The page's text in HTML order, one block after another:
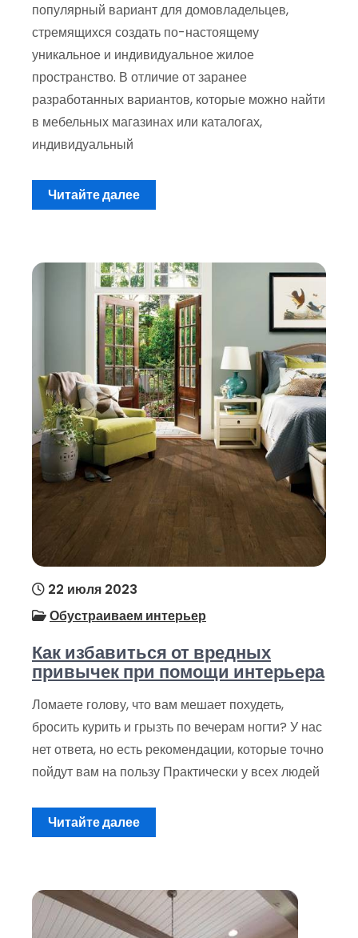
популярный вариант для домовладельцев,
стремящихся создать по-настоящему
уникальное и индивидуальное жилое
пространство. В отличие от заранее
разработанных вариантов, которые можно найти
в мебельных магазинах или каталогах,
индивидуальный
Читайте далее
22 июля 2023
Обустраиваем интерьер
Как избавиться от вредных
привычек при помощи интерьера
Ломаете голову, что вам мешает похудеть,
бросить курить и грызть по вечерам ногти? У нас
нет ответа, но есть рекомендации, которые точно
пойдут вам на пользу Практически у всех людей
Читайте далее